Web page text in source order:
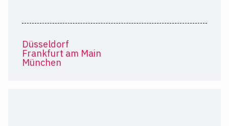
Düsseldorf
Frankfurt am Main
München